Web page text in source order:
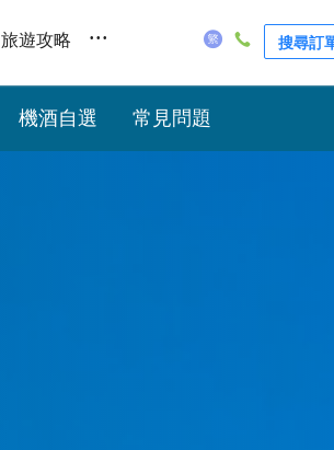
旅遊攻略 ... 搜尋訂
機酒自選 常見問題